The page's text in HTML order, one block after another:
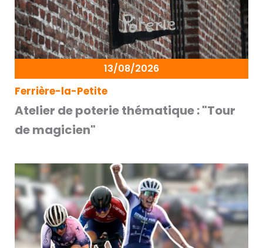
13/08/2026
Ferrière-la-Petite
Atelier de poterie thématique : "Tour
de magicien"